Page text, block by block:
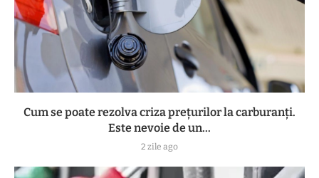
Cum se poate rezolva criza prețurilor la carburanți.
Este nevoie de un...
2 zile ago